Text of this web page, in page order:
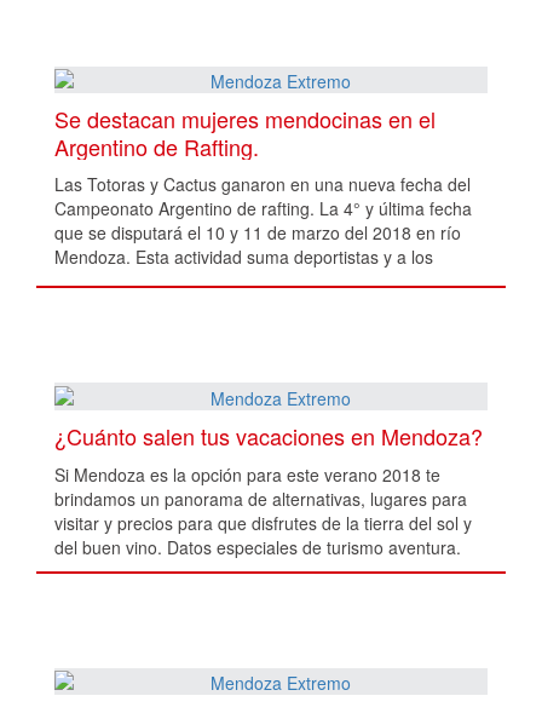
Se destacan mujeres mendocinas en el
Argentino de Rafting.
Las Totoras y Cactus ganaron en una nueva fecha del
Campeonato Argentino de rafting. La 4° y última fecha
que se disputará el 10 y 11 de marzo del 2018 en río
Mendoza. Esta actividad suma deportistas y a los
amantes del turismo aventura en la región.
¿Cuánto salen tus vacaciones en Mendoza?
Si Mendoza es la opción para este verano 2018 te
brindamos un panorama de alternativas, lugares para
visitar y precios para que disfrutes de la tierra del sol y
del buen vino. Datos especiales de turismo aventura.